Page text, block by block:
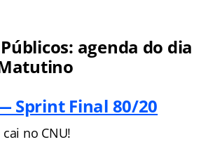
agenda do dia
Sprint Final 80/20
no CNU!